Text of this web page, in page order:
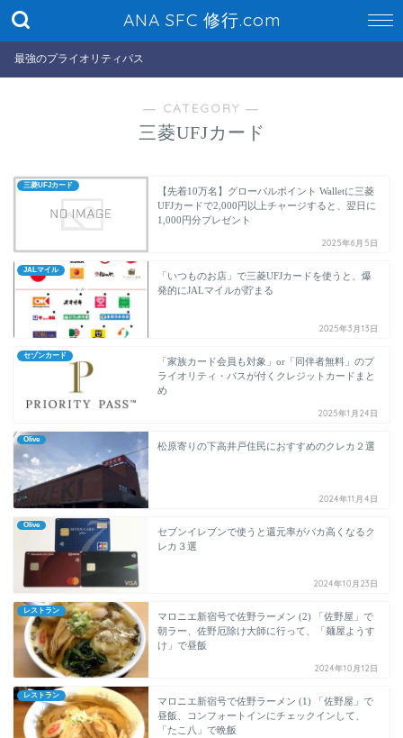
ANA SFC 修行.com
最強のプライオリティパス
― CATEGORY ―
三菱UFJカード
三菱UFJカード
【先着10万名】グローバルポイント Walletに三菱
UFJカードで2,000円以上チャージすると、翌日に
1,000円分プレゼント
2025年6月5日
JALマイル
「いつものお店」で三菱UFJカードを使うと、爆
発的にJALマイルが貯まる
2025年3月13日
セゾンカード
「家族カード会員も対象」or「同伴者無料」のプ
ライオリティ・パスが付くクレジットカードまと
め
2025年1月24日
Olive
松原寄りの下高井戸住民におすすめのクレカ２選
2024年11月4日
Olive
セブンイレブンで使うと還元率がバカ高くなるク
レカ３選
2024年10月23日
レストラン
マロニエ新宿号で佐野ラーメン (2) 「佐野屋」で
朝ラー、佐野厄除け大師に行って、「麺屋ようす
け」で昼飯
2024年10月12日
レストラン
マロニエ新宿号で佐野ラーメン (1) 「佐野屋」で
昼飯、コンフォートインにチェックインして、
「たこ八」で晩飯